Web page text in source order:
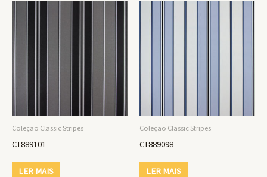
Coleção Classic Stripes
CT889101
LER MAIS
Coleção Classic Stripes
CT889098
LER MAIS